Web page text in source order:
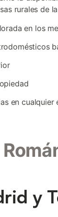
rurales de
en los
en cualquier
y